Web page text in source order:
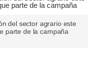
del sector agrario este
parte de la campaña